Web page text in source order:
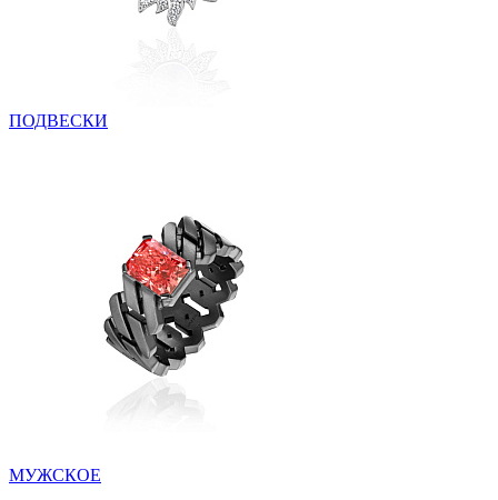
ПОДВЕСКИ
МУЖСКОЕ